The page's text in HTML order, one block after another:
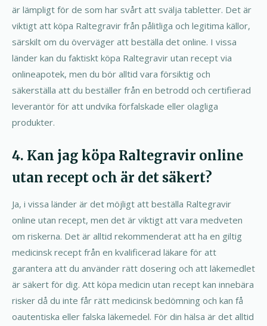
är lämpligt för de som har svårt att svälja tabletter. Det är
viktigt att köpa Raltegravir från pålitliga och legitima källor,
särskilt om du överväger att beställa det online. I vissa
länder kan du faktiskt köpa Raltegravir utan recept via
onlineapotek, men du bör alltid vara försiktig och
säkerställa att du beställer från en betrodd och certifierad
leverantör för att undvika förfalskade eller olagliga
produkter.
4. Kan jag köpa Raltegravir online
utan recept och är det säkert?
Ja, i vissa länder är det möjligt att beställa Raltegravir
online utan recept, men det är viktigt att vara medveten
om riskerna. Det är alltid rekommenderat att ha en giltig
medicinsk recept från en kvalificerad läkare för att
garantera att du använder rätt dosering och att läkemedlet
är säkert för dig. Att köpa medicin utan recept kan innebära
risker då du inte får rätt medicinsk bedömning och kan få
oautentiska eller falska läkemedel. För din hälsa är det alltid